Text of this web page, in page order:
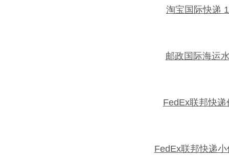
淘宝国际快递
邮政国际海运
FedEx联邦快
FedEx联邦快递